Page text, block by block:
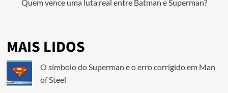
Quem vence uma luta real entre Batman e Superman?
MAIS LIDOS
O símbolo do Superman e o erro corrigido em Man
of Steel